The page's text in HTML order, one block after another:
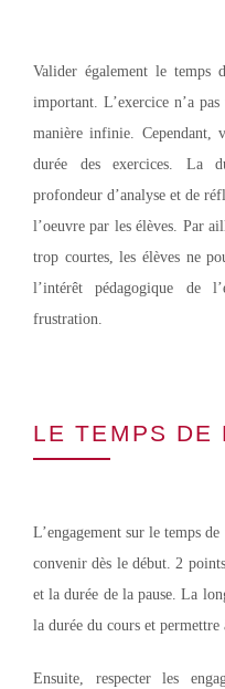
Valider également le temps
important. L’exercice n’a
manière infinie. Cependant,
durée des exercices. La
profondeur d’analyse et de
l’oeuvre par les élèves. Par
trop courtes, les élèves ne
l’intérêt pédagogique de
frustration.
LE TEMPS DE
L’engagement sur le temps
convenir dès le début. 2
et la durée de la pause. La
la durée du cours et permettre
Ensuite, respecter les